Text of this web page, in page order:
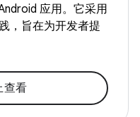
应用。它采用
，旨在为开发者提
看